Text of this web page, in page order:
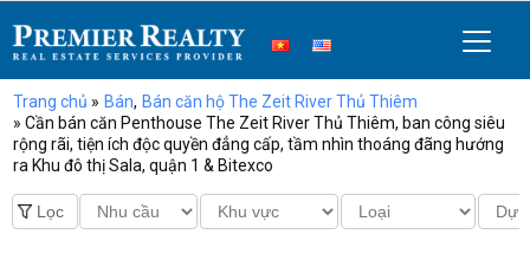
Trang chủ » Bán, Bán căn hộ The Zeit River Thủ Thiêm
» Cần bán căn Penthouse The Zeit River Thủ Thiêm, ban công siêu
rộng rãi, tiện ích độc quyền đẳng cấp, tầm nhìn thoáng đãng hướng
ra Khu đô thị Sala, quận 1 & Bitexco